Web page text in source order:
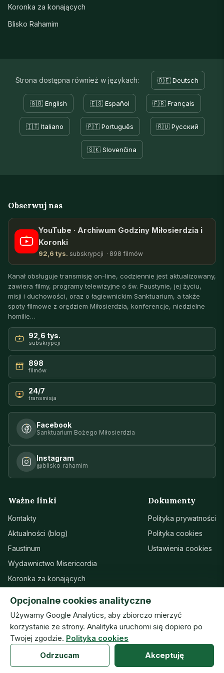
Koronka za konających
Blisko Rahamim
Strona dostępna również w językach: 🇩🇪 Deutsch
🇬🇧 English 🇪🇸 Español 🇫🇷 Français
🇮🇹 Italiano 🇵🇹 Português 🇷🇺 Русский
🇸🇰 Slovenčina
Obserwuj nas
YouTube · Archiwum Godziny Miłosierdzia i
Koronki
92,6 tys. subskrypcji · 898 filmów
Kanał obsługuje transmisję on-line, codziennie jest aktualizowany,
zawiera filmy, programy telewizyjne o św. Faustynie, jej życiu,
misji i duchowości, oraz o łagiewnickim Sanktuarium, a także
spoty filmowe z orędziem Miłosierdzia, konferencje, niedzielne
homilie…
92,6 tys.
subskrypcji
898
filmów
24/7
transmisja
Facebook
Sanktuarium Bożego Miłosierdzia
Instagram
@blisko_rahamim
Ważne linki
Kontakty
Aktualności (blog)
Faustinum
Wydawnictwo Misericordia
Koronka za konających
Wsparcie
Dokumenty
Polityka prywatności
Polityka cookies
Ustawienia cookies
© Zgromadzenie Sióstr Matki Bożej Miłosierdzia · ISMM
prototyp — wersja robocza (06.08.2026) · v20260804h
Opcjonalne cookies analityczne
Używamy Google Analytics, aby zbiorczo mierzyć
korzystanie ze strony. Analityka uruchomi się dopiero po
Twojej zgodzie. Polityka cookies
Odrzucam
Akceptuję